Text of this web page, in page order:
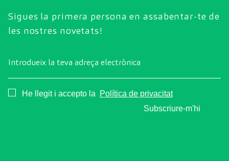
Sigues la primera persona en assabentar-te de
les nostres novetats!
Introdueix la teva adreça electrònica
Consentimiento
He llegit i accepto la
Política de privacitat
Subscriure-m'hi